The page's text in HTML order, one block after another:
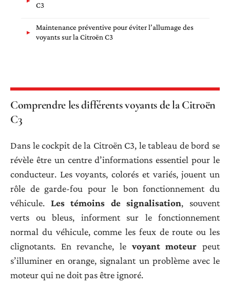
C3
Maintenance préventive pour éviter l’allumage des
voyants sur la Citroën C3
Comprendre les différents voyants de la Citroën
C3
Dans le cockpit de la Citroën C3, le tableau de bord se
révèle être un centre d’informations essentiel pour le
conducteur. Les voyants, colorés et variés, jouent un
rôle de garde-fou pour le bon fonctionnement du
véhicule. Les témoins de signalisation, souvent
verts ou bleus, informent sur le fonctionnement
normal du véhicule, comme les feux de route ou les
clignotants. En revanche, le voyant moteur peut
s’illuminer en orange, signalant un problème avec le
moteur qui ne doit pas être ignoré.